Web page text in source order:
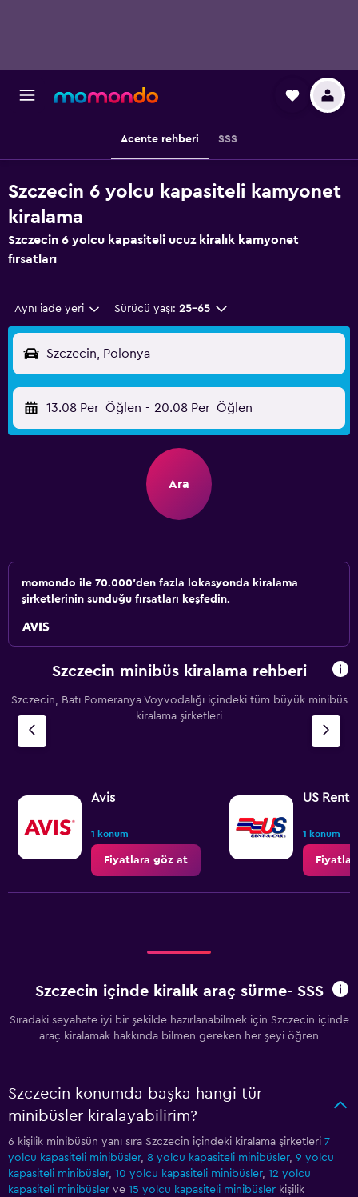
Acente rehberi SSS
Szczecin 6 yolcu kapasiteli kamyonet
kiralama
Szczecin 6 yolcu kapasiteli ucuz kiralık kamyonet
fırsatları
Aynı iade yeri Sürücü yaşı: 25-65
Szczecin, Polonya
13.08 Per Öğlen - 20.08 Per Öğlen
Ara
momondo ile 70.000'den fazla lokasyonda kiralama
şirketlerinin sunduğu fırsatları keşfedin.
Szczecin minibüs kiralama rehberi
Szczecin, Batı Pomeranya Voyvodalığı içindeki tüm büyük minibüs
kiralama şirketleri
Avis
1 konum
Fiyatlara göz at
US Rent-
1 konum
Szczecin içinde kiralık araç sürme- SSS
Sıradaki seyahate iyi bir şekilde hazırlanabilmek için Szczecin içinde
araç kiralamak hakkında bilmen gereken her şeyi öğren
Szczecin konumda başka hangi tür
minibüsler kiralayabilirim?
6 kişilik minibüsün yanı sıra Szczecin içindeki kiralama şirketleri 7
yolcu kapasiteli minibüsler, 8 yolcu kapasiteli minibüsler, 9 yolcu
kapasiteli minibüsler, 10 yolcu kapasiteli minibüsler, 12 yolcu
kapasiteli minibüsler ve 15 yolcu kapasiteli minibüsler kişilik